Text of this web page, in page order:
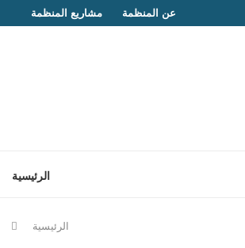
عن المنظمة مشاريع المنظمة
الرئيسية
الرئيسية